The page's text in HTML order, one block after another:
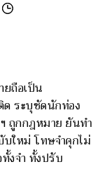
ถือเป็น
ด ระบุชัดนักท่อง
ถูกกฎหมาย ยันทำ
ใหม่ โทษจำคุกไม่
งจำ ทั้งปรับ